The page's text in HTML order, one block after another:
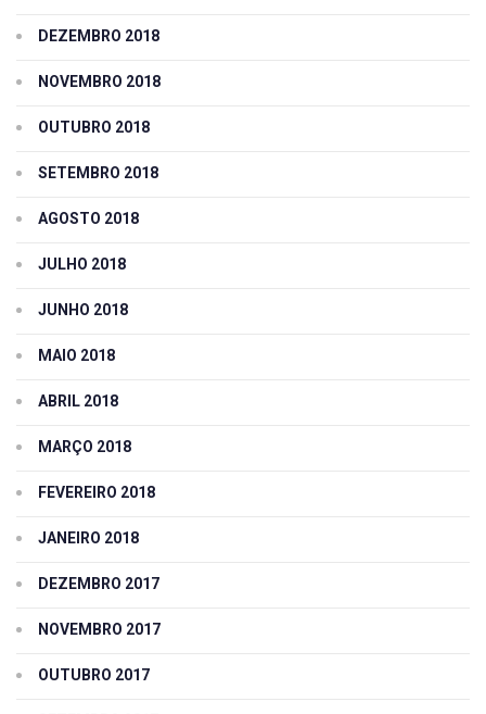
DEZEMBRO 2018
NOVEMBRO 2018
OUTUBRO 2018
SETEMBRO 2018
AGOSTO 2018
JULHO 2018
JUNHO 2018
MAIO 2018
ABRIL 2018
MARÇO 2018
FEVEREIRO 2018
JANEIRO 2018
DEZEMBRO 2017
NOVEMBRO 2017
OUTUBRO 2017